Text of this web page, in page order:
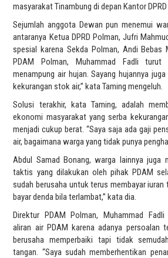
masyarakat Tinambung di depan Kantor
Sejumlah anggota Dewan pun menemui
antaranya Ketua DPRD Polman, Jufri
spesial karena Sekda Polman, Andi Bebas
PDAM Polman, Muhammad Fadli turut
menampung air hujan. Sayang hujannya
kekurangan stok air,” kata Taming mengeluh.
Solusi terakhir, kata Taming, adalah
ekonomi masyarakat yang serba
menjadi cukup berat. “Saya saja ada gaji
air, bagaimana warga yang tidak punya
Abdul Samad Bonang, warga lainnya juga
taktis yang dilakukan oleh pihak PDAM
sudah berusaha untuk terus membayar
bayar denda bila terlambat,” kata dia.
Direktur PDAM Polman, Muhammad
aliran air PDAM karena adanya persoalan
berusaha memperbaiki tapi tidak
tangan. “Saya sudah memberhentikan